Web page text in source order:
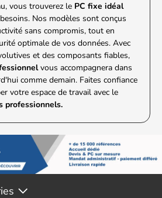
vous trouverez le PC fixe idéal
Nos modèles sont conçus
sans compromis, tout en
optimale de vos données. Avec
et des composants fiables,
vous accompagnera dans
comme demain. Faites confiance
votre espace de travail avec le
professionnels.